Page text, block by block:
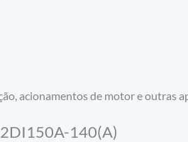
acionamentos de motor e outras
140(A)